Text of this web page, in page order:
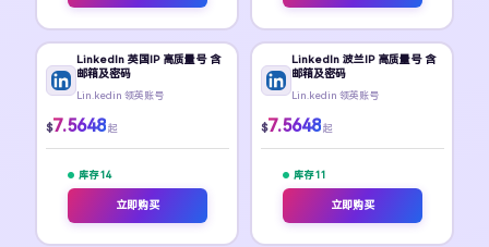
LinkedIn 英国IP 高质量号 含
邮箱及密码
Lin.kedin 领英账号
$7.5648 起
库存 14
立即购买
LinkedIn 波兰IP 高质量号 含
邮箱及密码
Lin.kedin 领英账号
$7.5648 起
库存 11
立即购买